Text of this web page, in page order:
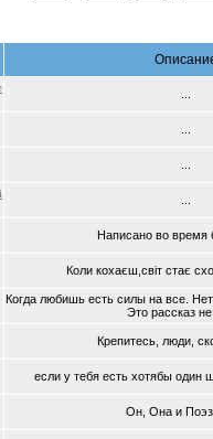
Написано во время
Коли кохаєш,світ стає
Когда любишь есть силы на все.
Это рассказ
Крепитесь, люди,
если у тебя есть хотябы один
Он, Она и